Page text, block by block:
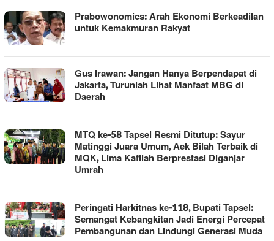
Prabowonomics: Arah Ekonomi Berkeadilan
untuk Kemakmuran Rakyat
Gus Irawan: Jangan Hanya Berpendapat di
Jakarta, Turunlah Lihat Manfaat MBG di
Daerah
MTQ ke-58 Tapsel Resmi Ditutup: Sayur
Matinggi Juara Umum, Aek Bilah Terbaik di
MQK, Lima Kafilah Berprestasi Diganjar
Umrah
Peringati Harkitnas ke-118, Bupati Tapsel:
Semangat Kebangkitan Jadi Energi Percepat
Pembangunan dan Lindungi Generasi Muda